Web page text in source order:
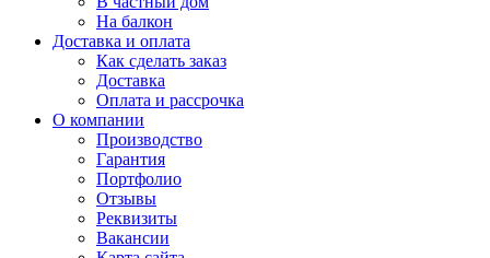
На балкон
Доставка и оплата
Как сделать заказ
Доставка
Оплата и рассрочка
О компании
Производство
Гарантия
Портфолио
Отзывы
Реквизиты
Вакансии